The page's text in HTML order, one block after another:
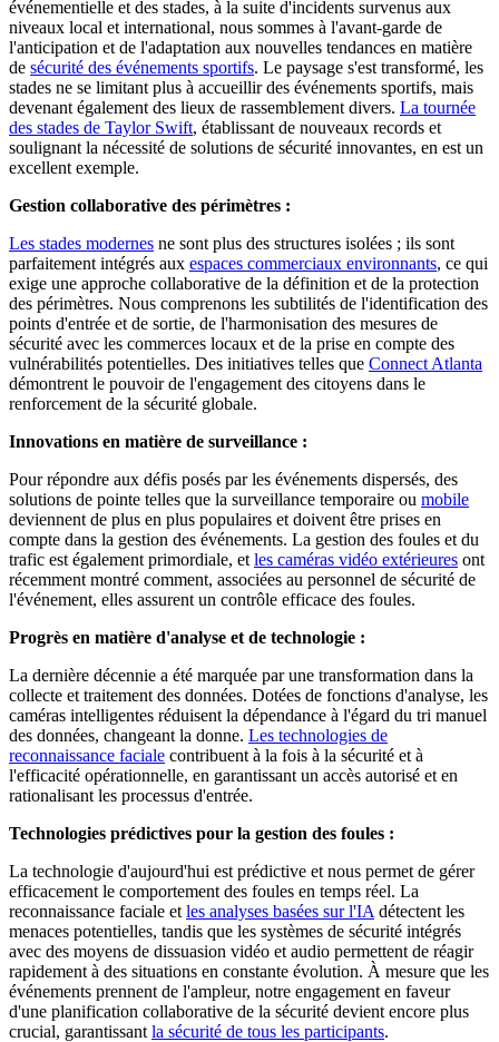
événementielle et des stades, à la suite d'incidents survenus aux
niveaux local et international, nous sommes à l'avant-garde de
l'anticipation et de l'adaptation aux nouvelles tendances en matière
de sécurité des événements sportifs. Le paysage s'est transformé, les
stades ne se limitant plus à accueillir des événements sportifs, mais
devenant également des lieux de rassemblement divers. La tournée
des stades de Taylor Swift, établissant de nouveaux records et
soulignant la nécessité de solutions de sécurité innovantes, en est un
excellent exemple.
Gestion collaborative des périmètres :
Les stades modernes ne sont plus des structures isolées ; ils sont
parfaitement intégrés aux espaces commerciaux environnants, ce qui
exige une approche collaborative de la définition et de la protection
des périmètres. Nous comprenons les subtilités de l'identification des
points d'entrée et de sortie, de l'harmonisation des mesures de
sécurité avec les commerces locaux et de la prise en compte des
vulnérabilités potentielles. Des initiatives telles que Connect Atlanta
démontrent le pouvoir de l'engagement des citoyens dans le
renforcement de la sécurité globale.
Innovations en matière de surveillance :
Pour répondre aux défis posés par les événements dispersés, des
solutions de pointe telles que la surveillance temporaire ou mobile
deviennent de plus en plus populaires et doivent être prises en
compte dans la gestion des événements. La gestion des foules et du
trafic est également primordiale, et les caméras vidéo extérieures ont
récemment montré comment, associées au personnel de sécurité de
l'événement, elles assurent un contrôle efficace des foules.
Progrès en matière d'analyse et de technologie :
La dernière décennie a été marquée par une transformation dans la
collecte et traitement des données. Dotées de fonctions d'analyse, les
caméras intelligentes réduisent la dépendance à l'égard du tri manuel
des données, changeant la donne. Les technologies de
reconnaissance faciale contribuent à la fois à la sécurité et à
l'efficacité opérationnelle, en garantissant un accès autorisé et en
rationalisant les processus d'entrée.
Technologies prédictives pour la gestion des foules :
La technologie d'aujourd'hui est prédictive et nous permet de gérer
efficacement le comportement des foules en temps réel. La
reconnaissance faciale et les analyses basées sur l'IA détectent les
menaces potentielles, tandis que les systèmes de sécurité intégrés
avec des moyens de dissuasion vidéo et audio permettent de réagir
rapidement à des situations en constante évolution. À mesure que les
événements prennent de l'ampleur, notre engagement en faveur
d'une planification collaborative de la sécurité devient encore plus
crucial, garantissant la sécurité de tous les participants.